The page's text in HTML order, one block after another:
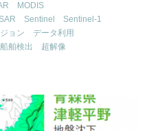
MODIS
SAR Sentinel
Sentinel-1
ョン
データ利用
船舶検出 超解像